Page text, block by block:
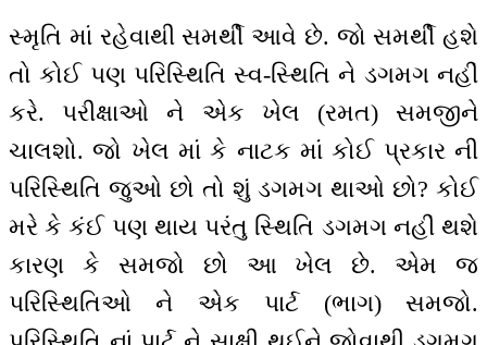
સ્મૃતિ માં રહેવાથી સમર્થી આવે છે. જો સમર્થી હશે
તો કોઈ પણ પરિસ્થિતિ સ્વ-સ્થિતિ ને ડગમગ નહીં
કરે. પરીક્ષાઓ ને એક ખેલ (રમત) સમજીને
ચાલશો. જો ખેલ માં કે નાટક માં કોઈ પ્રકાર ની
પરિસ્થિતિ જુઓ છો તો શું ડગમગ થાઓ છો? કોઈ
મરે કે કંઈ પણ થાય પરંતુ સ્થિતિ ડગમગ નહીં થશે
કારણ કે સમજો છો આ ખેલ છે. એમ જ
પરિસ્થિતિઓ ને એક પાર્ટ (ભાગ) સમજો.